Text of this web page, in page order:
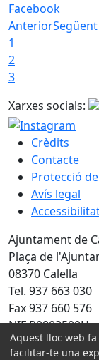
Facebook
AnteriorSegüent
1
2
3
Xarxes socials:
Crèdits
Contacte
Protecció
Avís legal
Ajuntament de
Plaça de
08370 Calella
Tel. 937 663 030
Fax 937 660 576
NIF P0803500H
Amb la
Aquest lloc web
facilitar-te una